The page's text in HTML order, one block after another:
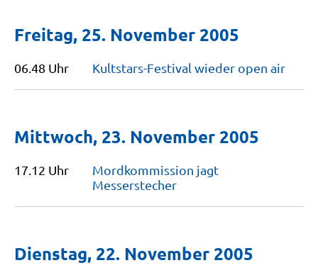
Freitag, 25. November 2005
06.48 Uhr Kultstars-Festival wieder open air
Mittwoch, 23. November 2005
17.12 Uhr
Mordkommission jagt
Messerstecher
Dienstag, 22. November 2005